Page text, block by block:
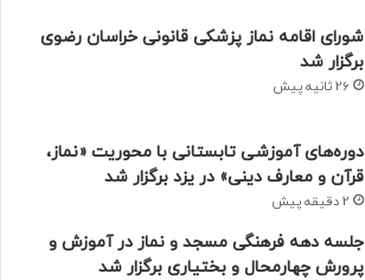
شورای اقامه نماز پزشکی قانونی خراسان رضوی
برگزار شد
26 ثانیه پیش
دوره‌های آموزشی تابستانی با محوریت «نماز،
قرآن و معارف دینی» در یزد برگزار شد
2 دقیقه پیش
جلسه دهه فرهنگی مسجد و نماز در آموزش و
پرورش چهارمحال و بختیاری برگزار شد